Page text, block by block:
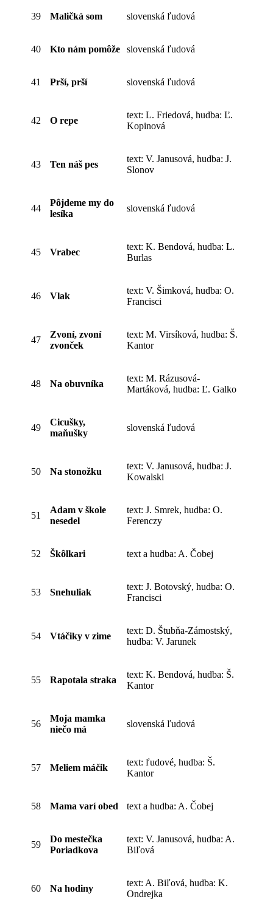
39 Maličká som slovenská ľudová
40 Kto nám pomôže slovenská ľudová
41 Prší, prší slovenská ľudová
42 O repe
text: L. Friedová, hudba: Ľ.
Kopinová
43 Ten náš pes
text: V. Janusová, hudba: J.
Slonov
44
Pôjdeme my do
lesíka
slovenská ľudová
45 Vrabec
text: K. Bendová, hudba: L.
Burlas
46 Vlak
text: V. Šimková, hudba: O.
Francisci
47
Zvoní, zvoní
zvonček
text: M. Virsíková, hudba: Š.
Kantor
48 Na obuvníka
text: M. Rázusová-
Martáková, hudba: Ľ. Galko
49
Cicušky,
maňušky
slovenská ľudová
50 Na stonožku
text: V. Janusová, hudba: J.
Kowalski
51
Adam v škole
nesedel
text: J. Smrek, hudba: O.
Ferenczy
52 Škôlkari text a hudba: A. Čobej
53 Snehuliak
text: J. Botovský, hudba: O.
Francisci
54 Vtáčiky v zime
text: D. Štubňa-Zámostský,
hudba: V. Jarunek
55 Rapotala straka
text: K. Bendová, hudba: Š.
Kantor
56
Moja mamka
niečo má
slovenská ľudová
57 Meliem máčik
text: ľudové, hudba: Š.
Kantor
58 Mama varí obed text a hudba: A. Čobej
59
Do mestečka
Poriadkova
text: V. Janusová, hudba: A.
Biľová
60 Na hodiny
text: A. Biľová, hudba: K.
Ondrejka